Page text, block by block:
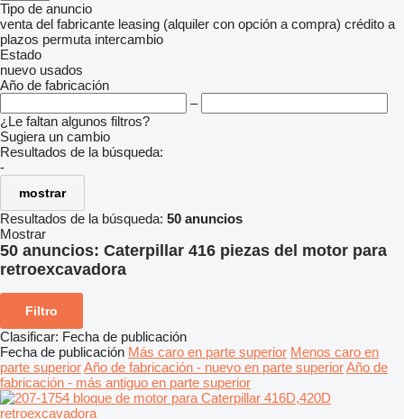
Tipo de anuncio
venta del fabricante leasing (alquiler con opción a compra) crédito a
plazos permuta intercambio
Estado
nuevo usados
Año de fabricación
–
¿Le faltan algunos filtros?
Sugiera un cambio
Resultados de la búsqueda:
-
mostrar
Resultados de la búsqueda: 50 anuncios
Mostrar
50 anuncios: Caterpillar 416 piezas del motor para
retroexcavadora
Filtro
Clasificar: Fecha de publicación
Fecha de publicación Más caro en parte superior Menos caro en
parte superiorAño de fabricación - nuevo en parte superiorAño de
fabricación - más antiguo en parte superior